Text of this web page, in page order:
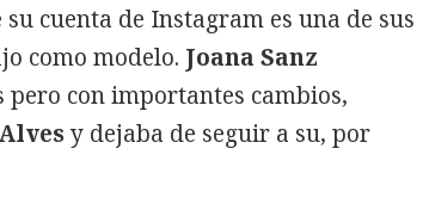
cuenta de Instagram es una de sus
como modelo. Joana Sanz
pero con importantes cambios,
y dejaba de seguir a su, por